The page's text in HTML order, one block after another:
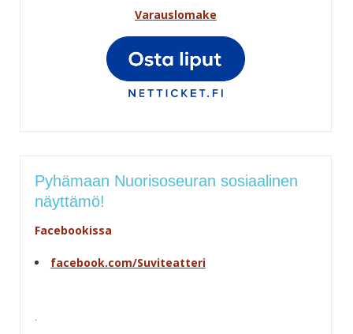
Varauslomake
Pyhämaan Nuorisoseuran sosiaalinen
näyttämö!
Facebookissa
facebook.com/Suviteatteri